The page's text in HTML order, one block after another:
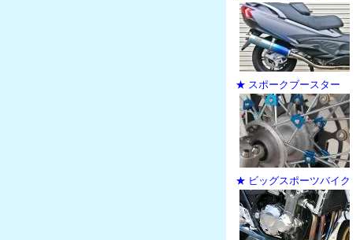
★ スポークブースター
★ ビッグスポーツバイク